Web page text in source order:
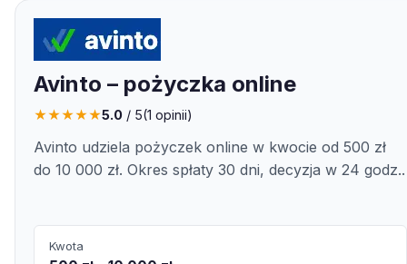
Avinto – pożyczka online
★★★★★5.0 / 5(1 opinii)
Avinto udziela pożyczek online w kwocie od 500 zł
do 10 000 zł. Okres spłaty 30 dni, decyzja w 24 godz..
Kwota